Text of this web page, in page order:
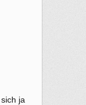
ja